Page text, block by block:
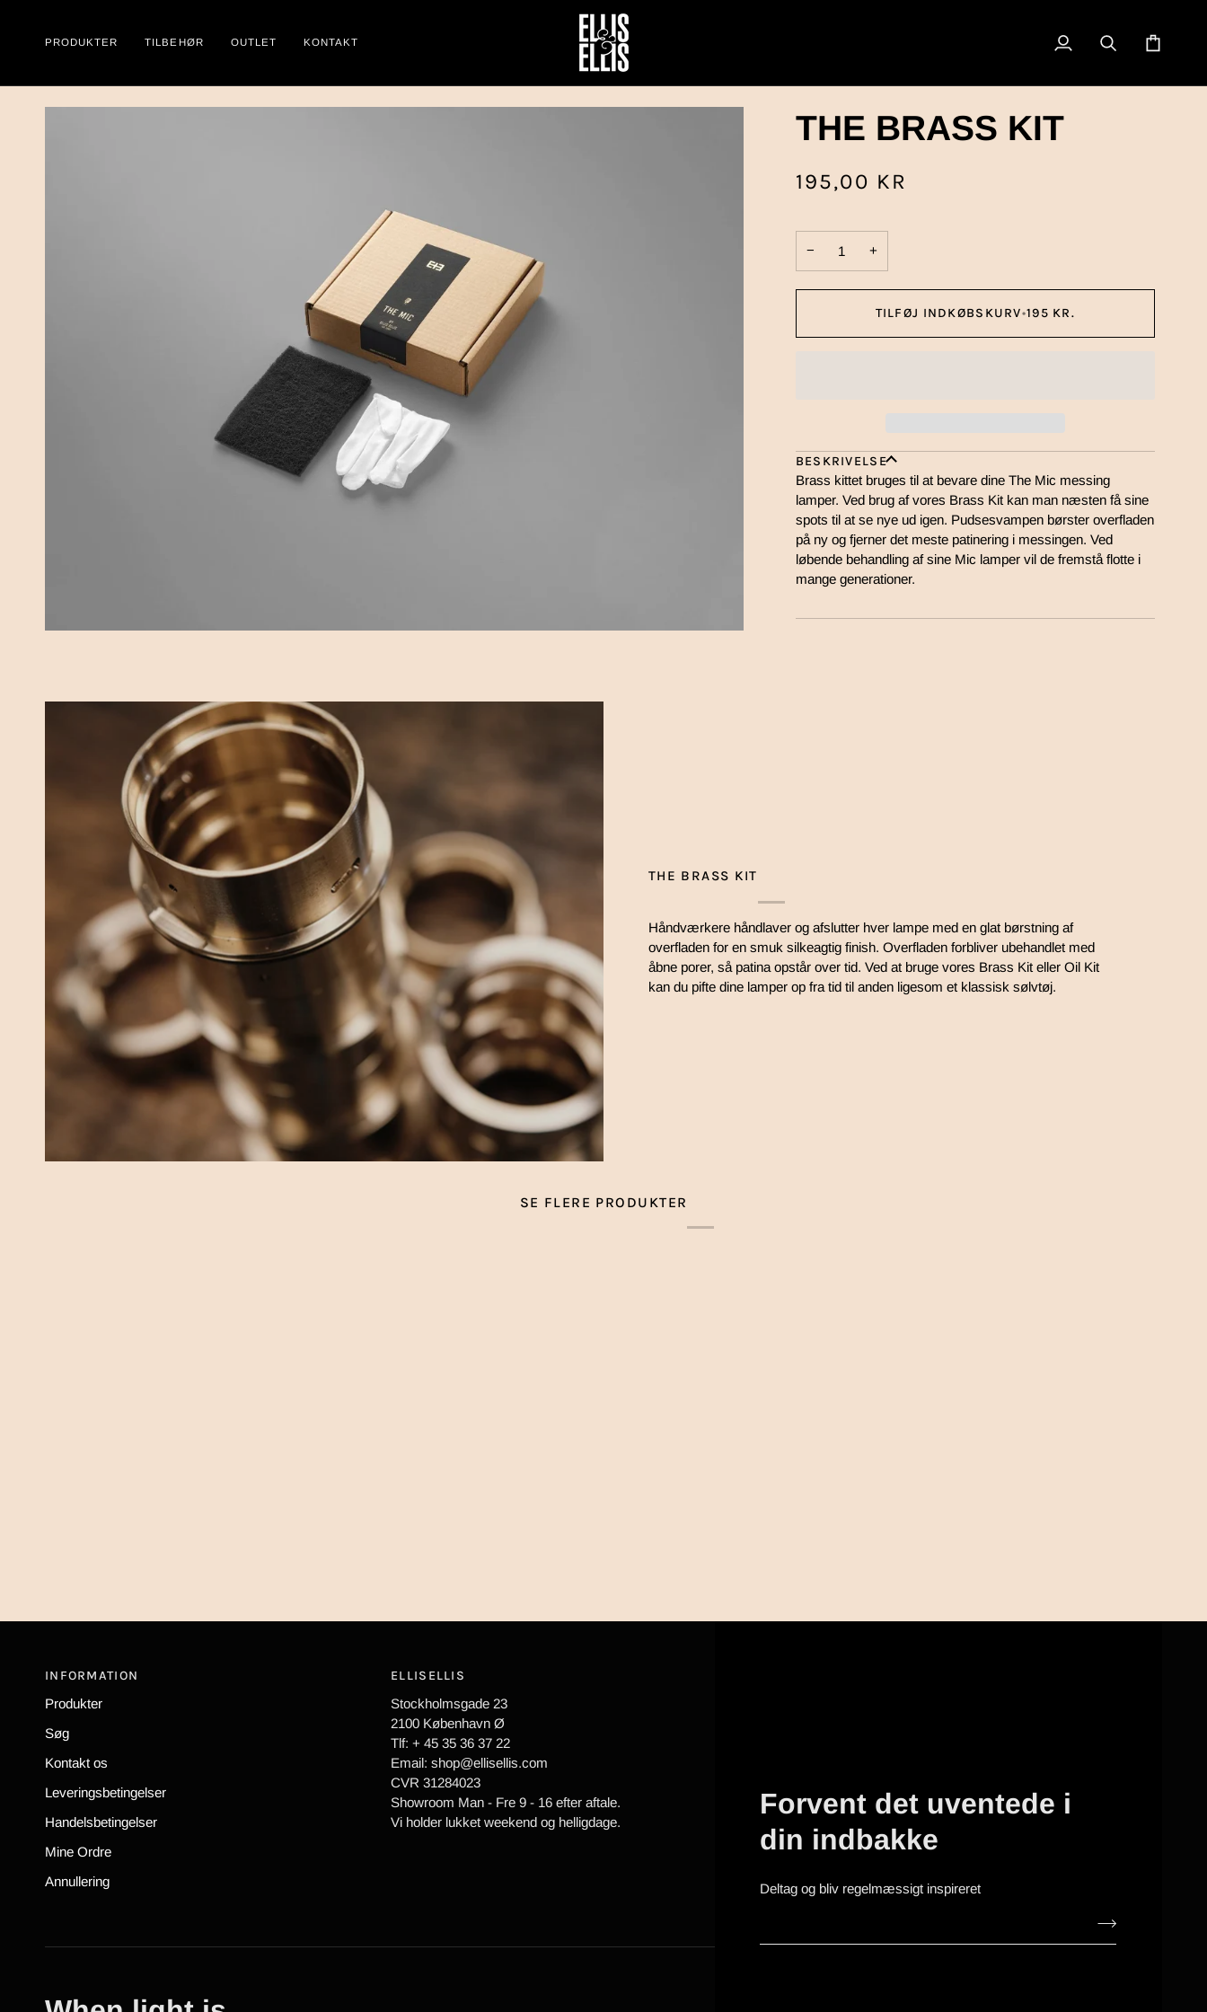
PRODUKTER TILBEHØR OUTLET KONTAKT
THE BRASS KIT
195,00 KR
− +
TILFØJ INDKØBSKURV•195 KR.
BESKRIVELSE
Brass kittet bruges til at bevare dine The Mic messing
lamper. Ved brug af vores Brass Kit kan man næsten få sine
spots til at se nye ud igen. Pudsesvampen børster overfladen
på ny og fjerner det meste patinering i messingen. Ved
løbende behandling af sine Mic lamper vil de fremstå flotte i
mange generationer.
THE BRASS KIT
Håndværkere håndlaver og afslutter hver lampe med en glat børstning af
overfladen for en smuk silkeagtig finish. Overfladen forbliver ubehandlet med
åbne porer, så patina opstår over tid. Ved at bruge vores Brass Kit eller Oil Kit
kan du pifte dine lamper op fra tid til anden ligesom et klassisk sølvtøj.
SE FLERE PRODUKTER
Forvent det uventede i
din indbakke
Deltag og bliv regelmæssigt inspireret
INFORMATION
Produkter
Søg
Kontakt os
Leveringsbetingelser
Handelsbetingelser
Mine Ordre
Annullering
ELLISELLIS
Stockholmsgade 23
2100 København Ø
Tlf: + 45 35 36 37 22
Email: shop@ellisellis.com
CVR 31284023
Showroom Man - Fre 9 - 16 efter aftale.
Vi holder lukket weekend og helligdage.